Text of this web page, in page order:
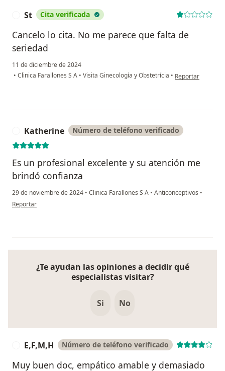
St Cita verificada
Cancelo lo cita. No me parece que falta de
seriedad
11 de diciembre de 2024
• Clinica Farallones S A • Visita Ginecología y Obstetrícia • en opinión del
Reportar
Katherine Número de teléfono verificado
Es un profesional excelente y su atención me
brindó confianza
29 de noviembre de 2024 • Clinica Farallones S A • Anticonceptivos •
en opinión del usuario Katherine
Reportar
¿Te ayudan las opiniones a decidir qué
especialistas visitar?
Si No
E,F,M,H Número de teléfono verificado
Muy buen doc, empático amable y demasiado